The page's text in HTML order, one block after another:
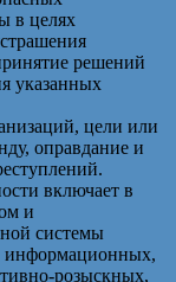
в целях
решений
указанных
цели или
оправдание и
включает в
и
системы
информационных,
розыскных,